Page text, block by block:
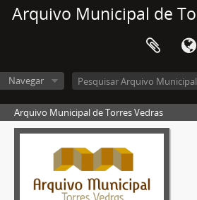
Arquivo Municipal de
Navegar
Arquivo Municipal de Torres Vedras